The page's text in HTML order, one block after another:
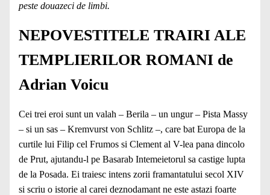
peste douazeci de limbi.
NEPOVESTITELE TRAIRI ALE
TEMPLIERILOR ROMANI de
Adrian Voicu
Cei trei eroi sunt un valah – Berila – un ungur – Pista Massy
– si un sas – Kremvurst von Schlitz –, care bat Europa de la
curtile lui Filip cel Frumos si Clement al V-lea pana dincolo
de Prut, ajutandu-l pe Basarab Intemeietorul sa castige lupta
de la Posada. Ei traiesc intens zorii framantatului secol XIV
si scriu o istorie al carei deznodamant ne este astazi foarte